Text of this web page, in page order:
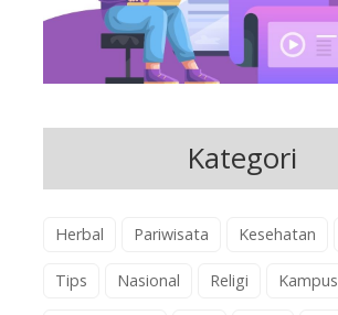
Kategori
Herbal Pariwisata Kesehatan
Tips Nasional Religi Kampus